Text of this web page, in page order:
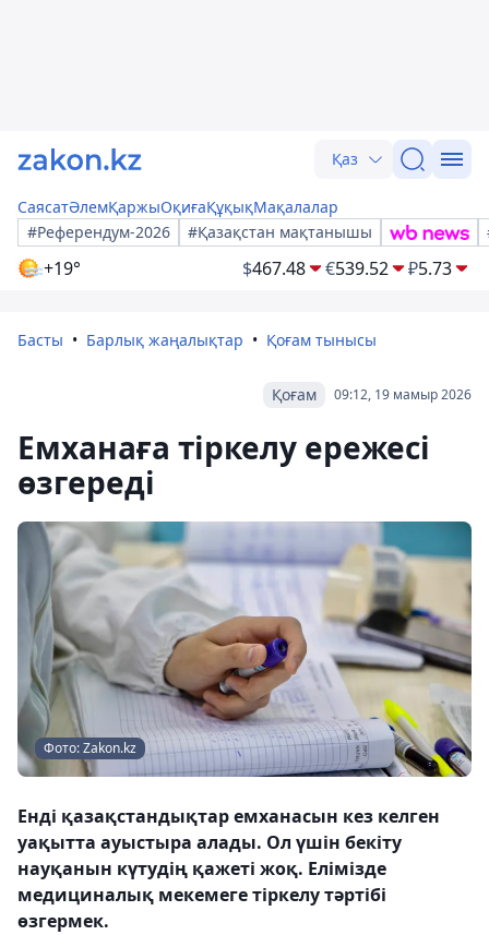
Қаз
СаясатӘлемҚаржыОқиғаҚұқықМақалалар
#Референдум-2026
#Қазақстан мақтанышы
+19° $467.48 €539.52 ₽5.73
Басты Барлық жаңалықтар Қоғам тынысы
09:12, 19 мамыр 2026
Қоғам
Емханаға тіркелу ережесі
өзгереді
Фото: Zakon.kz
Енді қазақстандықтар емханасын кез келген
уақытта ауыстыра алады. Ол үшін бекіту
науқанын күтудің қажеті жоқ. Елімізде
медициналық мекемеге тіркелу тәртібі
өзгермек.